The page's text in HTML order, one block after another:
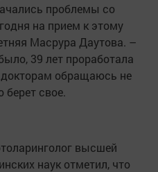
проблемы со
на прием к этому
Масрура Даутова. –
39 лет проработала
докторам обращаюсь не
берет свое.
высшей
наук отметил, что